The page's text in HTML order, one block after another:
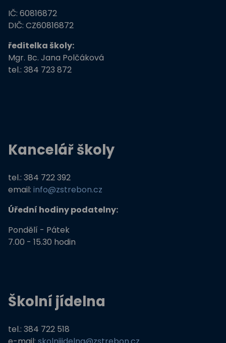
IČ: 60816872
DIČ: CZ60816872
ředitelka školy:
Mgr. Bc. Jana Polčáková
tel.: 384 723 872
Kancelář školy
tel.: 384 722 392
email: info@zstrebon.cz
Úřední hodiny podatelny:
Pondělí - Pátek
7.00 - 15.30 hodin
Školní jídelna
tel.: 384 722 518